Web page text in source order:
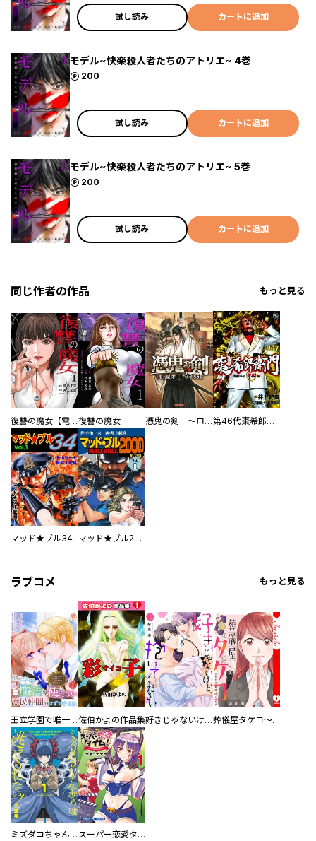
試し読み カートに追加
モデル~快楽殺人者たちのアトリエ~ 4巻
200
ポイント
試し読み カートに追加
モデル~快楽殺人者たちのアトリエ~ 5巻
200
ポイント
試し読み カートに追加
同じ作者の作品 もっと見る
復讐の魔女【電子単行本版】復讐の魔女 憑鬼の剣 ～ローマ編～ 第46代棗希郎衛門黄龍の耳発現編
マッド★ブル34 マッド★ブル2000
ラブコメ もっと見る
王立学園で唯一魔法が使えない庶民仲間のはずですよね～実は王子様で私を溺愛しているなんて告白はやめてください～佐伯かよの作品集 好きじゃないけど、抱いてください【電子単行本版／特典おまけ付き】 葬儀屋タケコ～あなたの最期、叶えます【電子単行本版】
ミズダコちゃんからは逃げられない！ スーパー恋愛タイム！～現場でドＳな彼女は自宅でデレる～